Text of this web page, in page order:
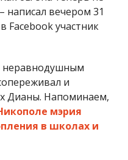
написал вечером 31
Facebook участник
неравнодушным
и
Дианы. Напоминаем,
мэрия
в школах и